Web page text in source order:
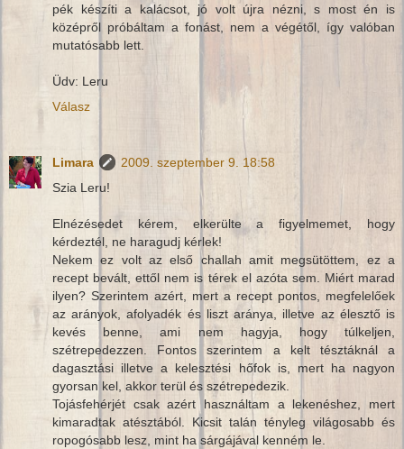
pék készíti a kalácsot, jó volt újra nézni, s most én is
középről próbáltam a fonást, nem a végétől, így valóban
mutatósabb lett.
Üdv: Leru
Válasz
Limara
2009. szeptember 9. 18:58
Szia Leru!
Elnézésedet kérem, elkerülte a figyelmemet, hogy
kérdeztél, ne haragudj kérlek!
Nekem ez volt az első challah amit megsütöttem, ez a
recept bevált, ettől nem is térek el azóta sem. Miért marad
ilyen? Szerintem azért, mert a recept pontos, megfelelőek
az arányok, afolyadék és liszt aránya, illetve az élesztő is
kevés benne, ami nem hagyja, hogy túlkeljen,
szétrepedezzen. Fontos szerintem a kelt tésztáknál a
dagasztási illetve a kelesztési hőfok is, mert ha nagyon
gyorsan kel, akkor terül és szétrepedezik.
Tojásfehérjét csak azért használtam a lekenéshez, mert
kimaradtak atésztából. Kicsit talán tényleg világosabb és
ropogósabb lesz, mint ha sárgájával kenném le.